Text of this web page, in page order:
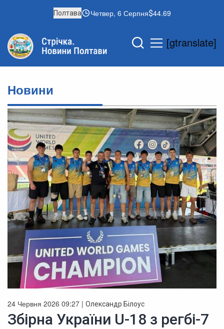
Полтава Четвер, 6 Серпня 44.69
[gtranslate]
Новини
24 Червня 2026 09:27 | Олександр Білоус
Збірна України U-18 з регбі-7